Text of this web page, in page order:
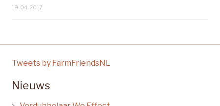
19-04-2017
Tweets by FarmFriendsNL
Nieuws